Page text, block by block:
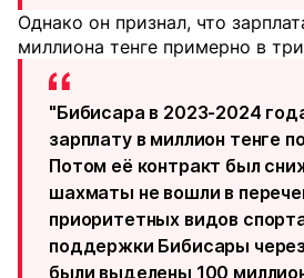
Однако он признал, что
миллиона тенге примерно в
"Бибисара в 2023-2024
зарплату в миллион тенге
Потом её контракт был
шахматы не вошли в
приоритетных видов
поддержки Бибисары
были выделены 100